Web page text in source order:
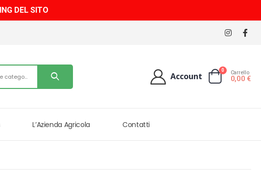
DEL SITO
tutte le categorie Account
0 Carrello
0,00€
L’Azienda Agricola Contatti